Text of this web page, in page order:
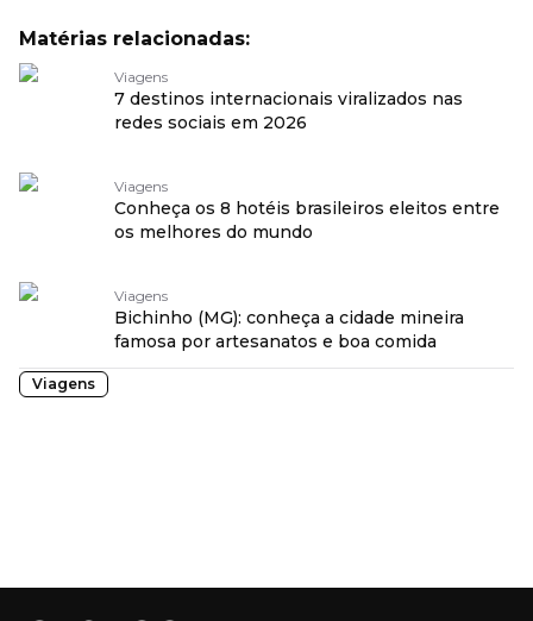
Matérias relacionadas:
Viagens
7 destinos internacionais viralizados nas
redes sociais em 2026
Viagens
Conheça os 8 hotéis brasileiros eleitos entre
os melhores do mundo
Viagens
Bichinho (MG): conheça a cidade mineira
famosa por artesanatos e boa comida
Viagens